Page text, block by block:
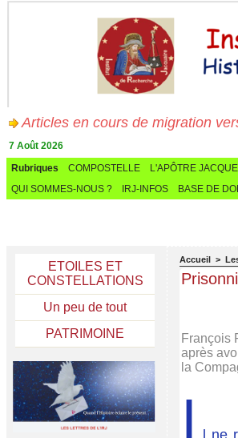
Articles en cours de migration
7 Août 2026
Rubriques
COMPOSTELLE L'APÔTRE
QUI SOMMES-NOUS ?
IRJ-INFOS BASE DE
ETOILES ET
CONSTELLATIONS
Un peu de tout
PATRIMOINE
Accueil >
François
après
la
I